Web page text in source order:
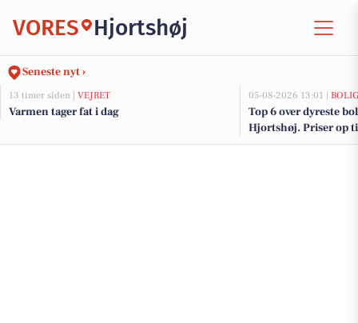
VORES Hjortshøj
Seneste nyt ›
13 timer siden | VEJRET
Varmen tager fat i dag
05-08-2026 13:01 |
Top 6 over dyreste
Hjortshøj. Priser op